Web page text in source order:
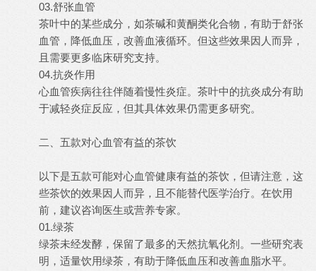
03.舒张血管
茶叶中的某些成分，如茶碱和黄酮类化合物，有助于舒张
血管，降低血压，改善血液循环。但这些效果因人而异，
且需要更多临床研究支持。
04.抗炎作用
心血管疾病往往伴随着慢性炎症。茶叶中的抗炎成分有助
于减轻炎症反应，但其具体效果仍需更多研究。
二、五款对心血管有益的茶饮
以下是五款可能对心血管健康有益的茶饮，但请注意，这
些茶饮的效果因人而异，且不能替代医学治疗。在饮用
前，建议咨询医生或营养专家。
01.绿茶
绿茶未经发酵，保留了最多的天然抗氧化剂。一些研究表
明，适量饮用绿茶，有助于降低血压和改善血脂水平。